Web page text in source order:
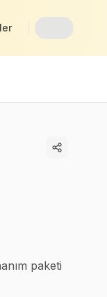
paketi